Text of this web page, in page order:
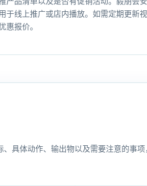
于线上推广或店内播放。如需定期更新
惠报价。
具体动作、输出物以及需要注意的事项